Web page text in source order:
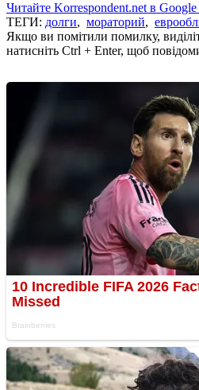
Читайте Korrespondent.net в
ТЕГИ: долги, мораторий,
Якщо ви помітили помилку,
натисніть Ctrl + Enter, щоб